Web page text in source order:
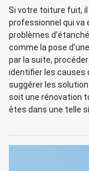
Si votre toiture fuit,
professionnel qui va
problèmes
comme la pose
par la suite,
identifier les causes
suggérer les
soit une rénovation
êtes dans une telle